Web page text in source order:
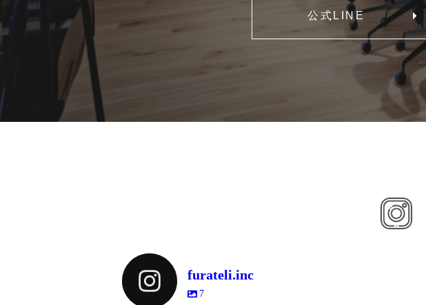
公式LINE
furateli.inc
7